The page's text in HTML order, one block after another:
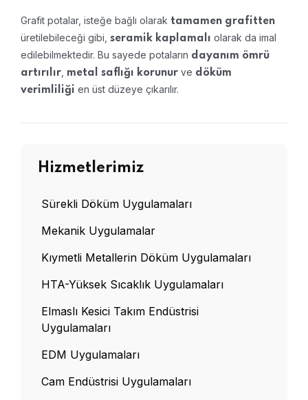
Grafit potalar, isteğe bağlı olarak tamamen grafitten
üretilebileceği gibi, seramik kaplamalı olarak da imal
edilebilmektedir. Bu sayede potaların dayanım ömrü
artırılır metal saflığı korunur ve döküm
verimliliği en üst düzeye çıkarılır.
Hizmetlerimiz
Sürekli Döküm Uygulamaları
Mekanik Uygulamalar
Kıymetli Metallerin Döküm Uygulamaları
HTA-Yüksek Sıcaklık Uygulamaları
Elmaslı Kesici Takım Endüstrisi
Uygulamaları
EDM Uygulamaları
Cam Endüstrisi Uygulamaları